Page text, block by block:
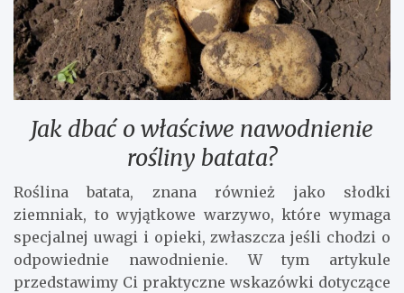
Jak dbać o właściwe nawodnienie
rośliny batata?
Roślina batata, znana również jako słodki
ziemniak, to wyjątkowe warzywo, które wymaga
specjalnej uwagi i opieki, zwłaszcza jeśli chodzi o
odpowiednie nawodnienie. W tym artykule
przedstawimy Ci praktyczne wskazówki dotyczące